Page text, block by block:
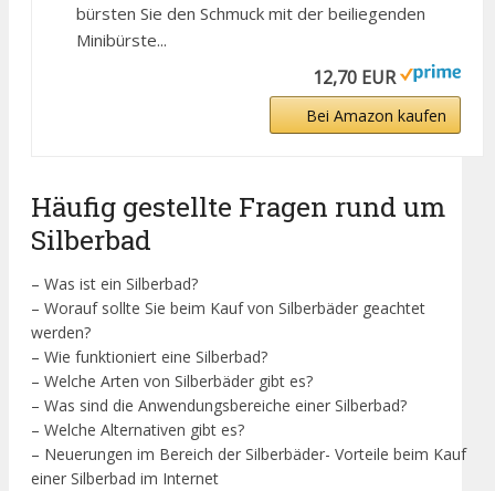
bürsten Sie den Schmuck mit der beiliegenden
Minibürste...
12,70 EUR
Bei Amazon kaufen
Häufig gestellte Fragen rund um
Silberbad
– Was ist ein Silberbad?
– Worauf sollte Sie beim Kauf von Silberbäder geachtet
werden?
– Wie funktioniert eine Silberbad?
– Welche Arten von Silberbäder gibt es?
– Was sind die Anwendungsbereiche einer Silberbad?
– Welche Alternativen gibt es?
– Neuerungen im Bereich der Silberbäder- Vorteile beim Kauf
einer Silberbad im Internet